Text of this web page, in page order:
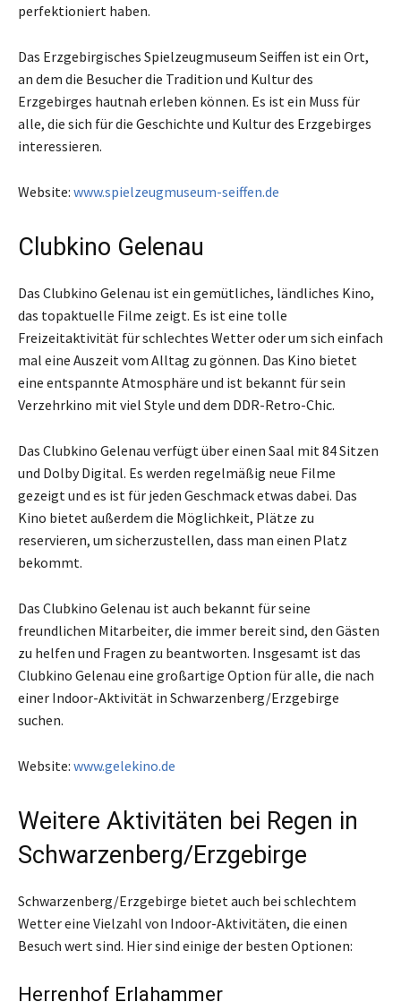
perfektioniert haben.
Das Erzgebirgisches Spielzeugmuseum Seiffen ist ein Ort,
an dem die Besucher die Tradition und Kultur des
Erzgebirges hautnah erleben können. Es ist ein Muss für
alle, die sich für die Geschichte und Kultur des Erzgebirges
interessieren.
Website: www.spielzeugmuseum-seiffen.de
Clubkino Gelenau
Das Clubkino Gelenau ist ein gemütliches, ländliches Kino,
das topaktuelle Filme zeigt. Es ist eine tolle
Freizeitaktivität für schlechtes Wetter oder um sich einfach
mal eine Auszeit vom Alltag zu gönnen. Das Kino bietet
eine entspannte Atmosphäre und ist bekannt für sein
Verzehrkino mit viel Style und dem DDR-Retro-Chic.
Das Clubkino Gelenau verfügt über einen Saal mit 84 Sitzen
und Dolby Digital. Es werden regelmäßig neue Filme
gezeigt und es ist für jeden Geschmack etwas dabei. Das
Kino bietet außerdem die Möglichkeit, Plätze zu
reservieren, um sicherzustellen, dass man einen Platz
bekommt.
Das Clubkino Gelenau ist auch bekannt für seine
freundlichen Mitarbeiter, die immer bereit sind, den Gästen
zu helfen und Fragen zu beantworten. Insgesamt ist das
Clubkino Gelenau eine großartige Option für alle, die nach
einer Indoor-Aktivität in Schwarzenberg/Erzgebirge
suchen.
Website: www.gelekino.de
Weitere Aktivitäten bei Regen in
Schwarzenberg/Erzgebirge
Schwarzenberg/Erzgebirge bietet auch bei schlechtem
Wetter eine Vielzahl von Indoor-Aktivitäten, die einen
Besuch wert sind. Hier sind einige der besten Optionen:
Herrenhof Erlahammer